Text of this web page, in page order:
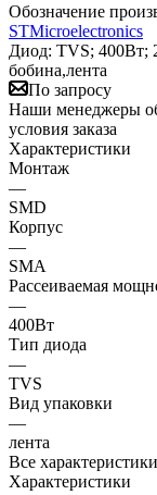
Обозначение
STMicroelectronics
Диод: TVS; 400Вт;
бобина,лента
По запросу
Наши менеджеры
условия заказа
Характеристики
Монтаж
—
SMD
Корпус
—
SMA
Рассеиваемая
—
400Вт
Тип диода
—
TVS
Вид упаковки
—
лента
Все характеристики
Характеристики